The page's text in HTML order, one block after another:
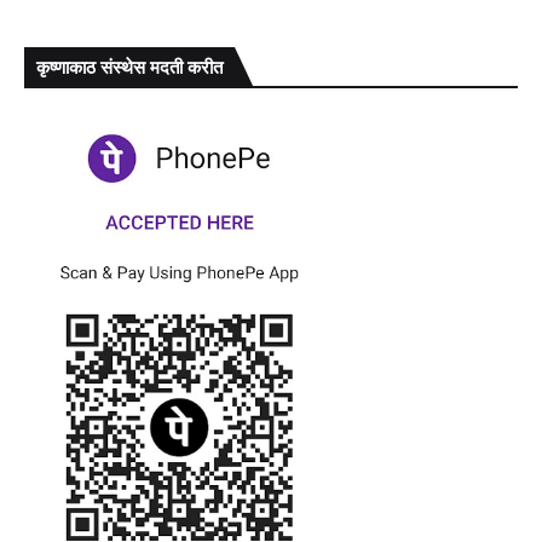
कृष्णाकाठ संस्थेस मदती करीत